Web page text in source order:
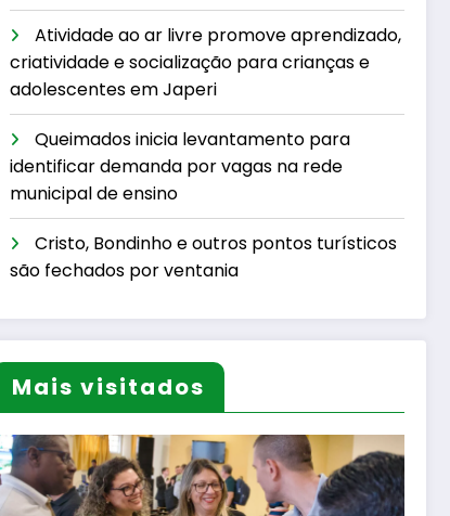
Atividade ao ar livre promove aprendizado,
criatividade e socialização para crianças e
adolescentes em Japeri
Queimados inicia levantamento para
identificar demanda por vagas na rede
municipal de ensino
Cristo, Bondinho e outros pontos turísticos
são fechados por ventania
Mais visitados